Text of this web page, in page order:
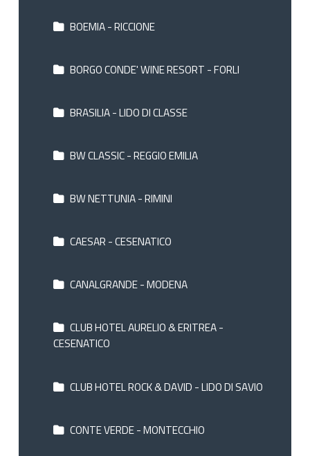
BOEMIA - RICCIONE
BORGO CONDE' WINE RESORT - FORLI
BRASILIA - LIDO DI CLASSE
BW CLASSIC - REGGIO EMILIA
BW NETTUNIA - RIMINI
CAESAR - CESENATICO
CANALGRANDE - MODENA
CLUB HOTEL AURELIO & ERITREA -
CESENATICO
CLUB HOTEL ROCK & DAVID - LIDO DI SAVIO
CONTE VERDE - MONTECCHIO